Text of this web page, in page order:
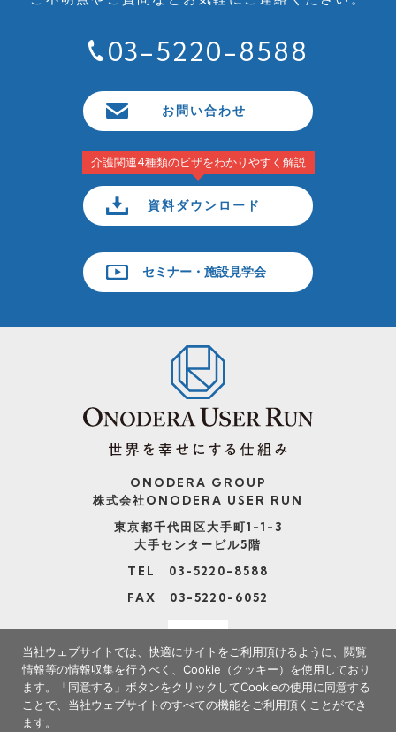
03-5220-8588
お問い合わせ
介護関連4種類のビザをわかりやすく解説
資料ダウンロード
セミナー・施設見学会
ONODERA GROUP
株式会社ONODERA USER RUN
東京都千代田区大手町1-1-3
大手センタービル5階
TEL 03-5220-8588
FAX 03-5220-6052
当社ウェブサイトでは、快適にサイトをご利用頂けるように、閲覧
情報等の情報収集を行うべく、Cookie（クッキー）を使用しており
ます。
「同意する」ボタンをクリックしてCookieの使用に同意する
ことで、当社ウェブサイトのすべての機能をご利用頂くことができ
ます。